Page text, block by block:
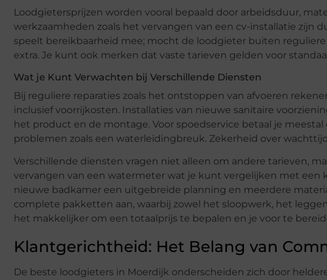
Loodgietersprijzen worden vooral bepaald door arbeidsduur,
werkzaamheden zoals het vervangen van een cv-installatie zijn
speelt bereikbaarheid mee; mocht de loodgieter buiten
extra. Je kunt ook merken dat vaste tarieven gelden voor
Wat je Kunt Verwachten bij Verschillende Diensten
Bij reguliere reparaties zoals het ontstoppen van afvoeren
inclusief voorrijkosten. Installaties van nieuwe sanitaire
het product en de montage. Voor spoedservice betaal je
problemen zoals een waterleidingbreuk. Zekerheid over
Verschillende diensten vragen niet alleen om andere tarieven,
vervangen van een watermeter wat je kunt vergelijken met een
nieuwe badkamer een uitgebreide planning en meerdere
complete pakketten aan, waarbij zowel het sloopwerk, het
het makkelijker om een totaalprijs te bepalen en je voor te
Klantgerichtheid: Het Belang van
De beste loodgieters in Moerdijk onderscheiden zich door